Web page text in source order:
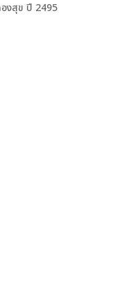
งสุข ปี 2495